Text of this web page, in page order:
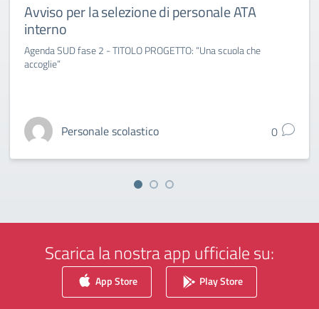
Avviso per la selezione di personale ATA
interno
Agenda SUD fase 2 - TITOLO PROGETTO: “Una scuola che
accoglie”
Personale scolastico 0
Scarica la nostra app ufficiale su:
App Store Play Store